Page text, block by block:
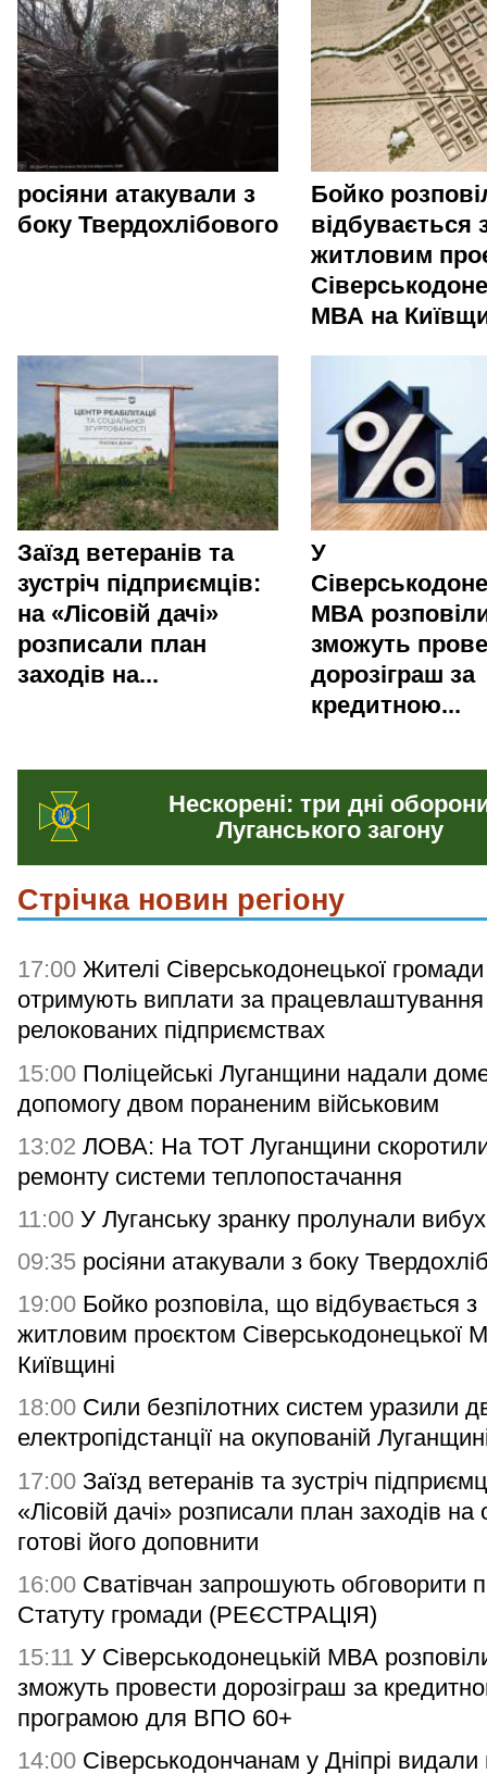
росіяни атакували з
боку Твердохлібового
Бойко
відбувається
житловим
МВА на
Заїзд ветеранів та
зустріч підприємців:
на «Лісовій дачі»
розписали план
заходів на...
У
МВА
зможуть
дорозіграш за
кредитною...
Нескорені: три дні
Луганського загону
Стрічка новин регіону
17:00 Жителі Сіверськодонецької
отримують виплати за
релокованих підприємствах
15:00 Поліцейські Луганщини надали
допомогу двом пораненим військовим
13:02 ЛОВА: На ТОТ Луганщини
ремонту системи теплопостачання
11:00 У Луганську зранку пролунали
09:35 росіяни атакували з боку
19:00 Бойко розповіла, що відбувається з
житловим проєктом Сіверськодонецької
Київщині
18:00 Сили безпілотних систем уразили
електропідстанції на окупованій
17:00 Заїзд ветеранів та зустріч
«Лісовій дачі» розписали план заходів на
готові його доповнити
16:00 Сватівчан запрошують обговорити
Статуту громади (РЕЄСТРАЦІЯ)
15:11 У Сіверськодонецькій МВА
зможуть провести дорозіграш за
програмою для ВПО 60+
14:00 Сіверськодончанам у Дніпрі видали